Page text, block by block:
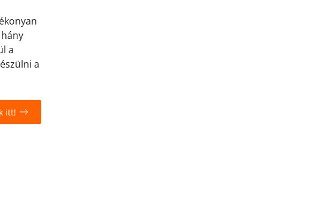
a
a
itt!